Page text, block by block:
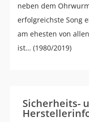
neben dem
erfolgreichste Song
am ehesten von
ist… (1980/2019)
Sicherheits-